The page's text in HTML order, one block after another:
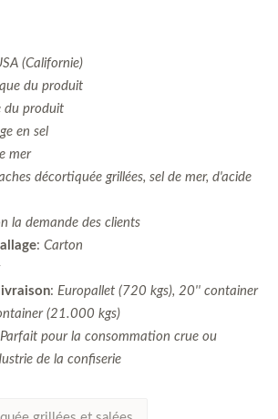
(Californie)
du produit
du produit
en sel
mer
décortiquée grillées, sel de mer, d'acide
la demande des clients
: Carton
: Europallet (720 kgs), 20'' container
(21.000 kgs)
Parfait pour la consommation crue ou
de la confiserie